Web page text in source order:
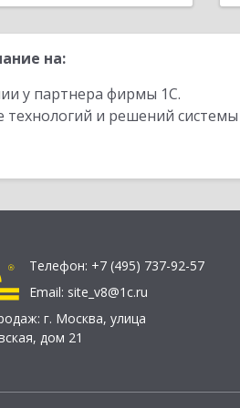
на:
у партнера фирмы 1С.
и решений
Телефон: +7 (495) 737-92-57
Email: site_v8@1c.ru
г. Москва, улица
дом 21